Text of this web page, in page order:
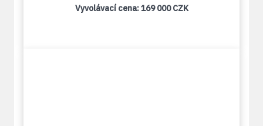
Vyvolávací cena:169 000 CZK